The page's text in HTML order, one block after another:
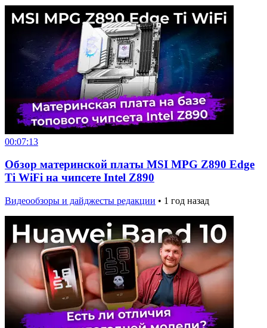
00:07:13
Обзор материнской платы MSI MPG Z890 Edge
Ti WiFi на чипсете Intel Z890
Видеообзоры и дайджесты редакции • 1 год назад